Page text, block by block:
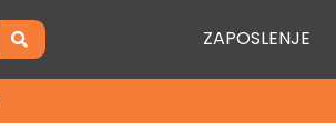
ZAPOSLENJE